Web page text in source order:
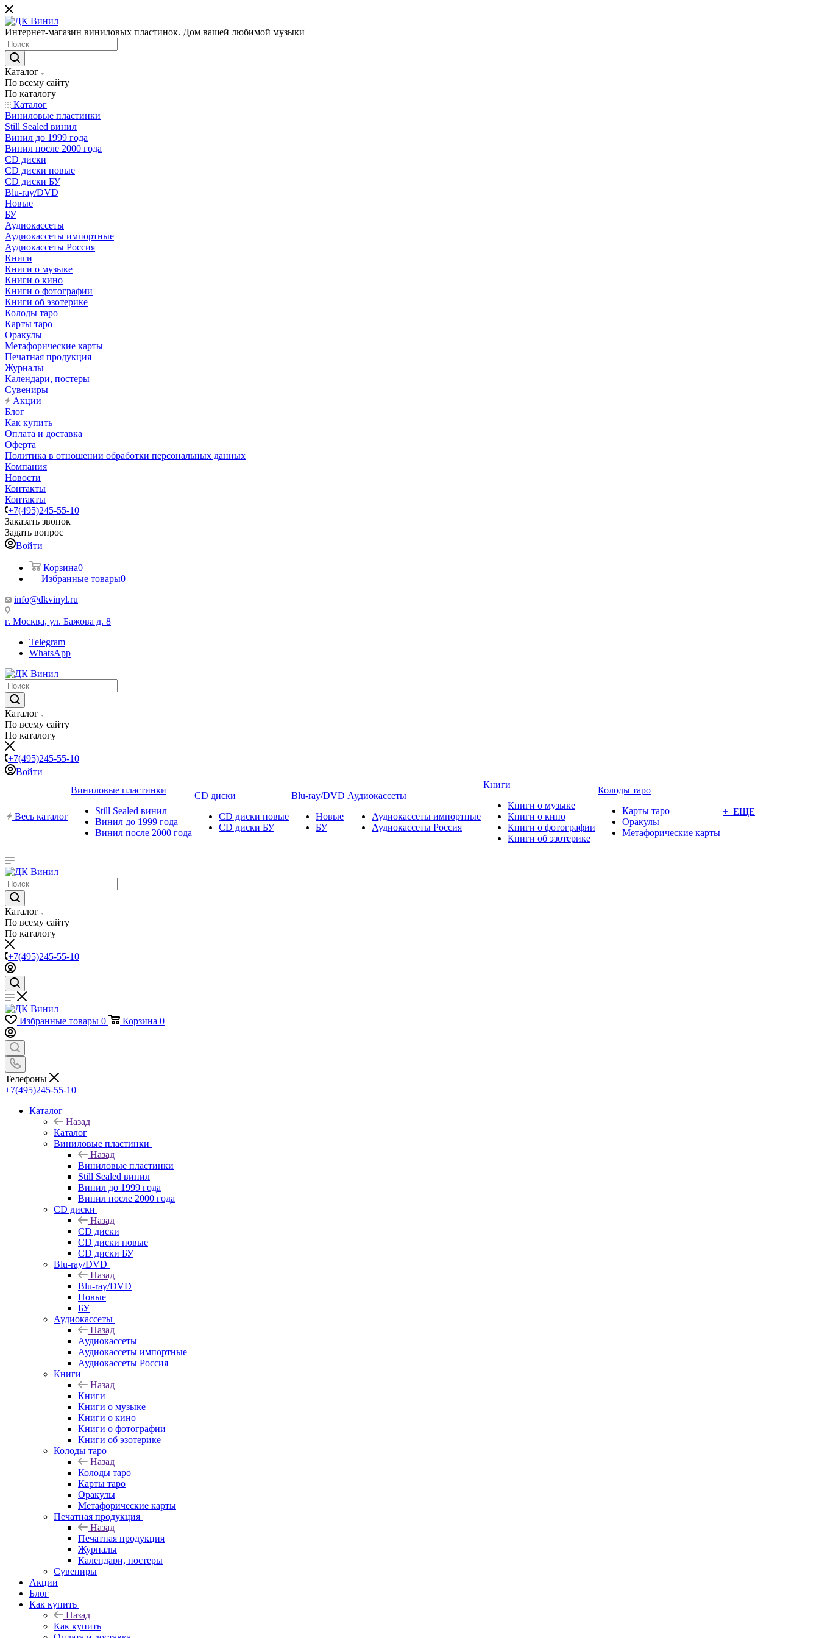
Интернет-магазин виниловых пластинок. Дом вашей любимой музыки
Каталог
По всему сайту
По каталогу
Каталог
Виниловые пластинки
Still Sealed винил
Винил до 1999 года
Винил после 2000 года
CD диски
CD диски новые
CD диски БУ
Blu-ray/DVD
Новые
БУ
Аудиокассеты
Аудиокассеты импортные
Аудиокассеты Россия
Книги
Книги о музыке
Книги о кино
Книги о фотографии
Книги об эзотерике
Колоды таро
Карты таро
Оракулы
Метафорические карты
Печатная продукция
Журналы
Календари, постеры
Сувениры
Акции
Блог
Как купить
Оплата и доставка
Оферта
Политика в отношении обработки персональных данных
Компания
Новости
Контакты
Контакты
+7(495)245-55-10
Заказать звонок
Задать вопрос
Войти
Корзина0
Избранные товары0
info@dkvinyl.ru
г. Москва, ул. Бажова д. 8
Telegram
WhatsApp
Каталог
По всему сайту
По каталогу
+7(495)245-55-10
Войти
Весь каталог
Виниловые пластинки
Still Sealed винил
Винил до 1999 года
Винил после 2000 года
CD диски
CD диски новые
CD диски БУ
Blu-ray/DVD
Новые
БУ
Аудиокассеты
Аудиокассеты импортные
Аудиокассеты Россия
Книги
Книги о музыке
Книги о кино
Книги о фотографии
Книги об эзотерике
Колоды таро
Карты таро
Оракулы
Метафорические карты
+ ЕЩЕ
Каталог
По всему сайту
По каталогу
+7(495)245-55-10
Избранные товары 0 Корзина 0
Телефоны
+7(495)245-55-10
Каталог
Назад
Каталог
Виниловые пластинки
Назад
Виниловые пластинки
Still Sealed винил
Винил до 1999 года
Винил после 2000 года
CD диски
Назад
CD диски
CD диски новые
CD диски БУ
Blu-ray/DVD
Назад
Blu-ray/DVD
Новые
БУ
Аудиокассеты
Назад
Аудиокассеты
Аудиокассеты импортные
Аудиокассеты Россия
Книги
Назад
Книги
Книги о музыке
Книги о кино
Книги о фотографии
Книги об эзотерике
Колоды таро
Назад
Колоды таро
Карты таро
Оракулы
Метафорические карты
Печатная продукция
Назад
Печатная продукция
Журналы
Календари, постеры
Сувениры
Акции
Блог
Как купить
Назад
Как купить